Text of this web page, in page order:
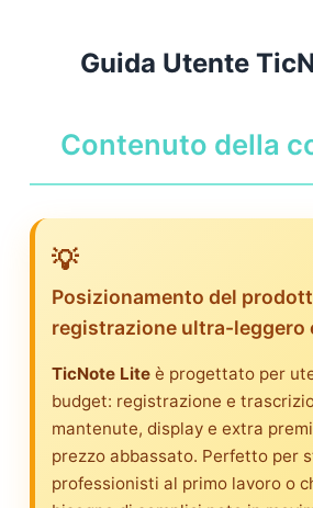
Guida Utente
Contenuto della
💡
Posizionamento del
registrazione ultra-leggero
TicNote Lite è progettato per
budget: registrazione e
mantenute, display e extra
prezzo abbassato. Perfetto per
professionisti al primo lavoro o